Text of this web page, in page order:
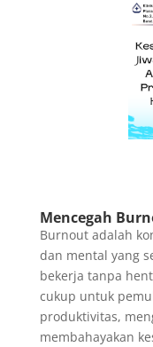
Mencegah
Burnout adalah
dan mental yang
bekerja tanpa
cukup untuk
produktivitas,
membahayakan